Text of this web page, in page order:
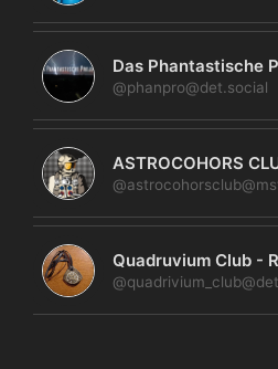
Das Phantastische
@phanpro@det.social
ASTROCOHORS
Quadruvium Club -